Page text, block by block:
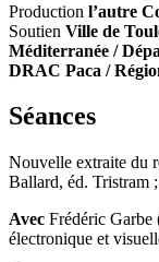
Production l’autre
Soutien Ville de
Méditerranée /
DRAC Paca /
Séances
Nouvelle extraite du
Ballard, éd. Tristram
Avec Frédéric
électronique et